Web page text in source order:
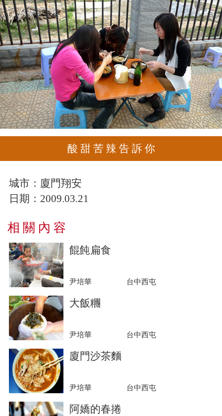
酸 甜 苦 辣 告 訴 你
城市： 廈門翔安
日期： 2009.03.21
相 關 內 容
餛飩扁食
尹培華 台中西屯
大飯糰
尹培華 台中西屯
廈門沙茶麵
尹培華 台中西屯
阿嬌的春捲